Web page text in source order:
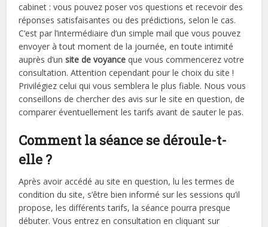
cabinet : vous pouvez poser vos questions et recevoir des
réponses satisfaisantes ou des prédictions, selon le cas.
C’est par l’intermédiaire d’un simple mail que vous pouvez
envoyer à tout moment de la journée, en toute intimité
auprès d’unsite de voyance que vous commencerez votre
consultation. Attention cependant pour le choix du site !
Privilégiez celui qui vous semblera le plus fiable. Nous vous
conseillons de chercher des avis sur le site en question, de
comparer éventuellement les tarifs avant de sauter le pas.
Comment la séance se déroule-t-
elle ?
Après avoir accédé au site en question, lu les termes de
condition du site, s’être bien informé sur les sessions qu’il
propose, les différents tarifs, la séance pourra presque
débuter. Vous entrez en consultation en cliquant sur